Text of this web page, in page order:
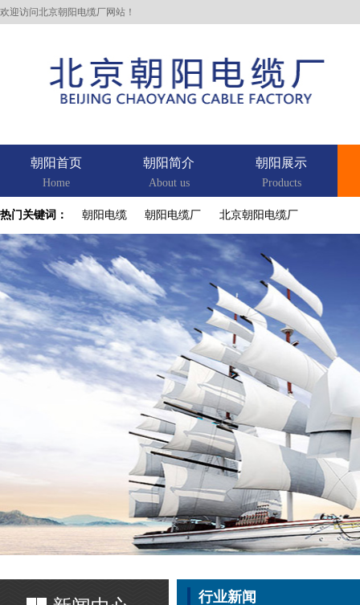
欢迎访问北京朝阳电缆厂网站！
朝阳首页
Home
朝阳简介
About us
朝阳展示
Products
热门关键词： 朝阳电缆 朝阳电缆厂 北京朝阳电缆厂
行业新闻